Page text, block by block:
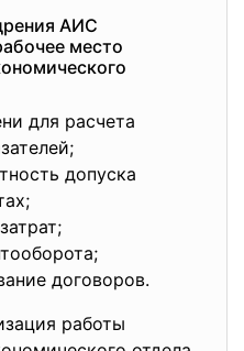
АИС
место
для расчета
допуска
договоров.
работы